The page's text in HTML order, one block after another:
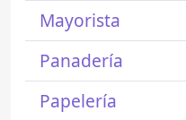
Mayorista
Panadería
Papelería